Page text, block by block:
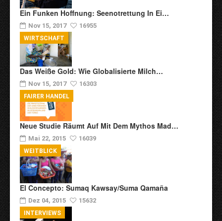
Ein Funken Hoffnung: Seenotrettung In Ei…
Nov 15, 2017 16955
Das Weiße Gold: Wie Globalisierte Milch…
Nov 15, 2017 16303
WIRTSCHAFT
Neue Studie Räumt Auf Mit Dem Mythos Mad…
Mai 22, 2015 16039
FAIRER HANDEL
El Concepto: Sumaq Kawsay/Suma Qamaña
Dez 04, 2015 15632
WEITBLICK
INTERVIEWS